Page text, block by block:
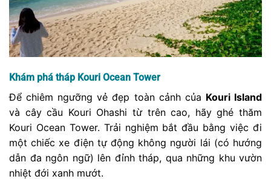
Khám phá tháp Kouri Ocean Tower
Để chiêm ngưỡng vẻ đẹp toàn cảnh của Kouri Island
và cây cầu Kouri Ohashi từ trên cao, hãy ghé thăm
Kouri Ocean Tower. Trải nghiệm bắt đầu bằng việc đi
một chiếc xe điện tự động không người lái (có hướng
dẫn đa ngôn ngữ) lên đỉnh tháp, qua những khu vườn
nhiệt đới xanh mướt.